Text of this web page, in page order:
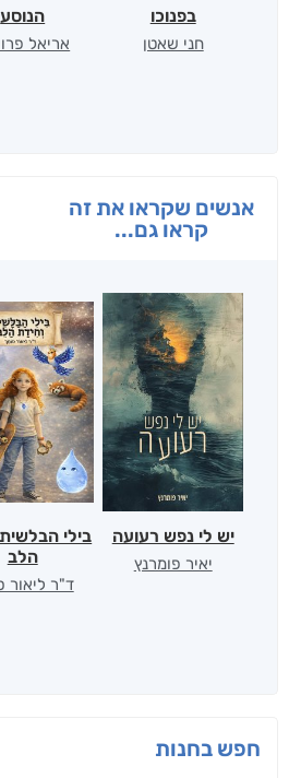
חפש בחנות
בפנוכו
חני שאטן
הנוסע
אריאל
אנשים שקראו את זה
קראו גם...
יש לי נפש רעועה
יאיר פומרנץ
בילי
הלב
ד"ר ליאור